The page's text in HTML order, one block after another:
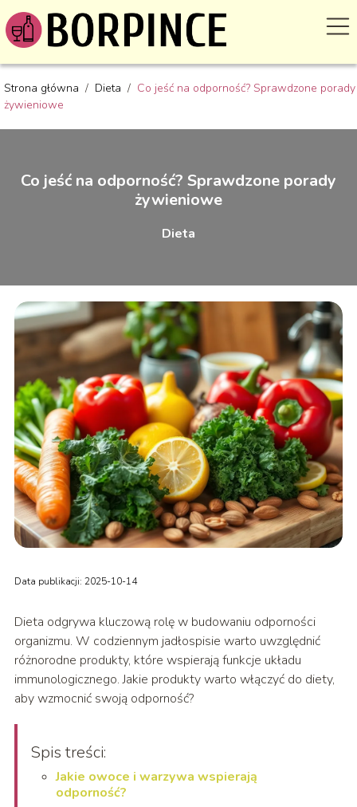
Strona główna / Dieta / Co jeść na odporność? Sprawdzone porady
żywieniowe
Co jeść na odporność? Sprawdzone porady
żywieniowe
Dieta
Data publikacji: 2025-10-14
Dieta odgrywa kluczową rolę w budowaniu odporności
organizmu. W codziennym jadłospisie warto uwzględnić
różnorodne produkty, które wspierają funkcje układu
immunologicznego. Jakie produkty warto włączyć do diety,
aby wzmocnić swoją odporność?
Spis treści:
Jakie owoce i warzywa wspierają
odporność?